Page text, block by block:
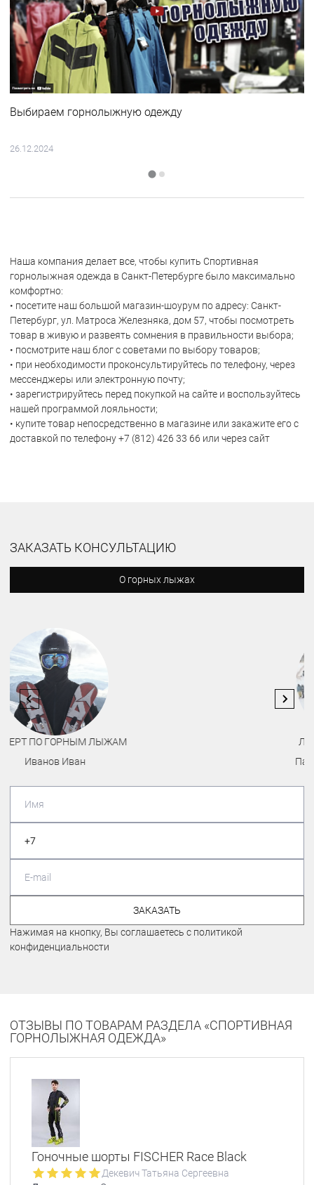
Выбираем горнолыжную одежду
26.12.2024
Наша компания делает все, чтобы купить Спортивная
горнолыжная одежда в Санкт-Петербурге было максимально
комфортно:
• посетите наш большой магазин-шоурум по адресу: Санкт-
Петербург, ул. Матроса Железняка, дом 57, чтобы посмотреть
товар в живую и развеять сомнения в правильности выбора;
• посмотрите наш блог с советами по выбору товаров;
• при необходимости проконсультируйтесь по телефону, через
мессенджеры или электронную почту;
• зарегистрируйтесь перед покупкой на сайте и воспользуйтесь
нашей программой лояльности;
• купите товар непосредственно в магазине или закажите его с
доставкой по телефону +7 (812) 426 33 66 или через сайт
ЗАКАЗАТЬ КОНСУЛЬТАЦИЮ
О горных лыжах
ЛЫЖНИК-ЛЮБИТЕЛЬ
ЗАКАЗАТЬ
Нажимая на кнопку, Вы соглашаетесь с политикой
конфиденциальности
ОТЗЫВЫ ПО ТОВАРАМ РАЗДЕЛА «СПОРТИВНАЯ
ГОРНОЛЫЖНАЯ ОДЕЖДА»
Гоночные шорты FISCHER Race Black
Декевич Татьяна Сергеевна